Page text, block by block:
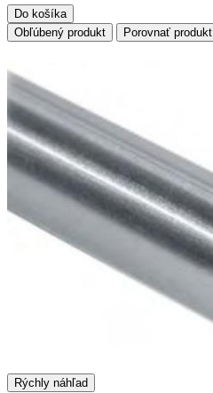
Do košíka
Obľúbený produkt
Porovnať produkt
Rýchly náhľad